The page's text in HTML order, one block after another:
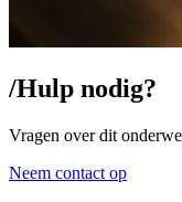
/Hulp nodig?
Vragen over dit
Neem contact op